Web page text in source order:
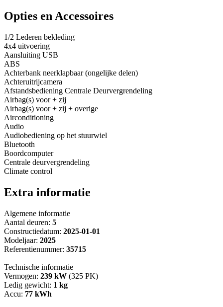
Opties en Accessoires
1/2 Lederen bekleding
4x4 uitvoering
Aansluiting USB
ABS
Achterbank neerklapbaar (ongelijke delen)
Achteruitrijcamera
Afstandsbediening Centrale Deurvergrendeling
Airbag(s) voor + zij
Airbag(s) voor + zij + overige
Airconditioning
Audio
Audiobediening op het stuurwiel
Bluetooth
Boordcomputer
Centrale deurvergrendeling
Climate control
Extra informatie
Algemene informatie
Aantal deuren: 5
Constructiedatum: 2025-01-01
Modeljaar: 2025
Referentienummer: 35715
Technische informatie
Vermogen: 239 kW (325 PK)
Ledig gewicht: 1 kg
Accu: 77 kWh